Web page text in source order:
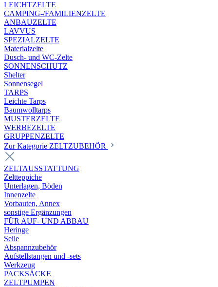
LEICHTZELTE
CAMPING-/FAMILIENZELTE
ANBAUZELTE
LAVVUS
SPEZIALZELTE
Materialzelte
Dusch- und WC-Zelte
SONNENSCHUTZ
Shelter
Sonnensegel
TARPS
Leichte Tarps
Baumwolltarps
MUSTERZELTE
WERBEZELTE
GRUPPENZELTE
Zur Kategorie ZELTZUBEHÖR
ZELTAUSSTATTUNG
Zeltteppiche
Unterlagen, Böden
Innenzelte
Vorbauten, Annex
sonstige Ergänzungen
FÜR AUF- UND ABBAU
Heringe
Seile
Abspannzubehör
Aufstellstangen und -sets
Werkzeug
PACKSÄCKE
ZELTPUMPEN